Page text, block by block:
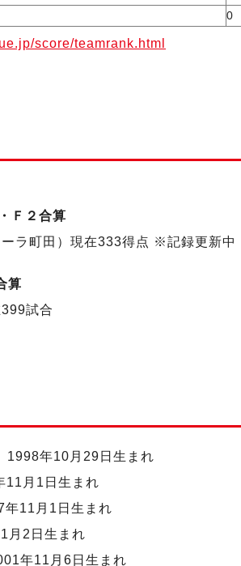
0
score/teamrank.html
Ｆ２合算
ラ町田）現在333得点 ※記録更新中
算
試合
1998年10月29日生まれ
11月1日生まれ
年11月1日生まれ
月2日生まれ
年11月6日生まれ